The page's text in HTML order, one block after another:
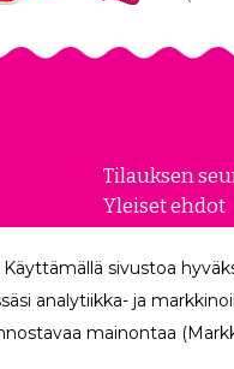
Tilauksen
Yleiset ehdot
sivustoa
analytiikka- ja
mainontaa